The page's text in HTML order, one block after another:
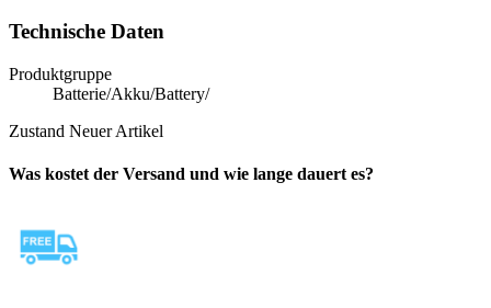
Technische Daten
Produktgruppe
Batterie/Akku/Battery/
Zustand Neuer Artikel
Was kostet der Versand und wie lange dauert es?